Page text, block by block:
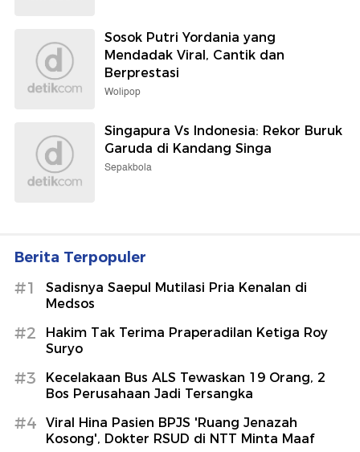
Sosok Putri Yordania yang
Mendadak Viral, Cantik dan
Berprestasi
Wolipop
Singapura Vs Indonesia: Rekor Buruk
Garuda di Kandang Singa
Sepakbola
Berita Terpopuler
#1
Sadisnya Saepul Mutilasi Pria Kenalan di
Medsos
#2
Hakim Tak Terima Praperadilan Ketiga Roy
Suryo
#3
Kecelakaan Bus ALS Tewaskan 19 Orang, 2
Bos Perusahaan Jadi Tersangka
#4
Viral Hina Pasien BPJS 'Ruang Jenazah
Kosong', Dokter RSUD di NTT Minta Maaf